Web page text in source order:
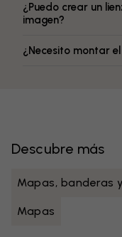
¿Puedo crear un
imagen?
¿Necesito montar
Descubre más
Mapas, banderas
Mapas